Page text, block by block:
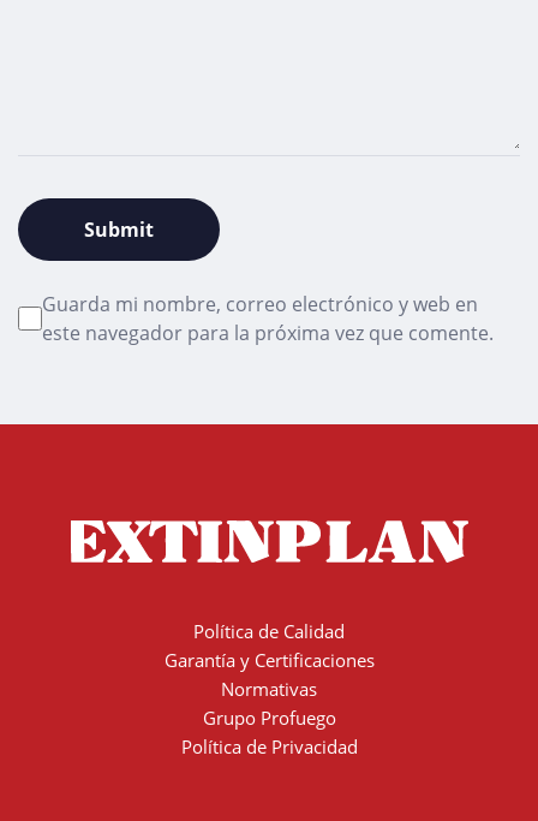
Guarda mi nombre, correo electrónico y web en
este navegador para la próxima vez que comente.
Política de Calidad
Garantía y Certificaciones
Normativas
Grupo Profuego
Política de Privacidad